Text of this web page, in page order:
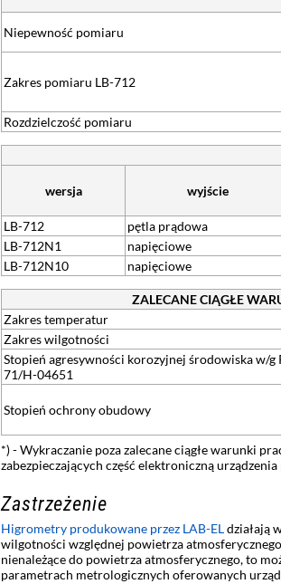
Niepewność pomiaru
Zakres pomiaru LB-712
Rozdzielczość pomiaru
wersja wyjście
LB-712 pętla prądowa
LB-712N1
napięciowe
LB-712N10
napięciowe
ZALECANE CIĄGŁE
Zakres temperatur
Zakres wilgotności
Stopień agresywności korozyjnej środowiska w/g
71/H-04651
Stopień ochrony obudowy
*) - Wykraczanie poza zalecane ciągłe warunki
zabezpieczających część elektroniczną
Zastrzeżenie
Higrometry produkowane przez LAB-ELdziałają
wilgotności względnej powietrza
nienależące do powietrza atmosferycznego, to
parametrach metrologicznych oferowanych